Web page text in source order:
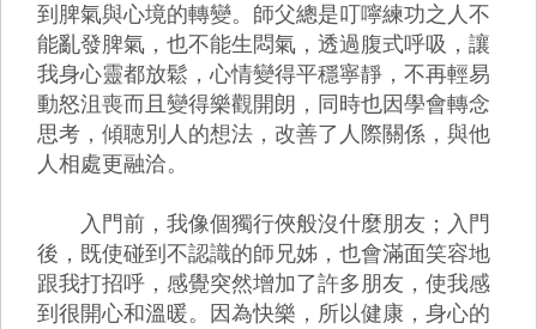
到脾氣與心境的轉變。師父總是叮嚀練功之人不
能亂發脾氣，也不能生悶氣，透過腹式呼吸，讓
我身心靈都放鬆，心情變得平穩寧靜，不再輕易
動怒沮喪而且變得樂觀開朗，同時也因學會轉念
思考，傾聴別人的想法，改善了人際關係，與他
人相處更融洽。
入門前，我像個獨行俠般沒什麼朋友；入門
後，既使碰到不認識的師兄姊，也會滿面笑容地
跟我打招呼，感覺突然增加了許多朋友，使我感
到很開心和溫暖。因為快樂，所以健康，身心的